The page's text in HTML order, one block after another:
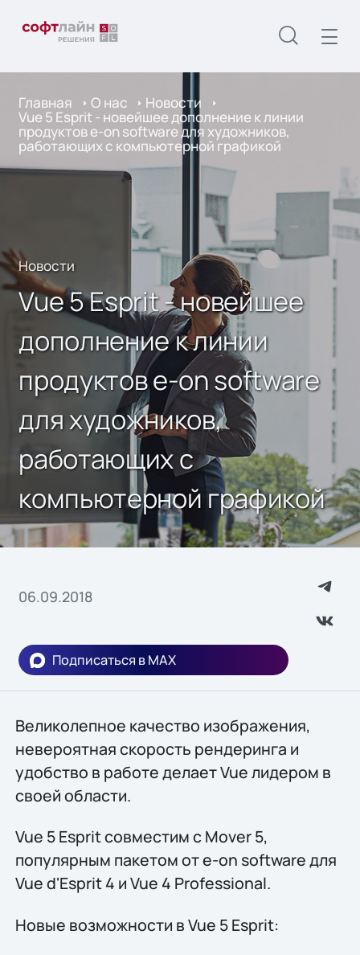
Главная О нас Новости
Vue 5 Esprit - новейшее дополнение к линии
продуктов e-on software для художников,
работающих с компьютерной графикой
Новости
Vue 5 Esprit - новейшее
дополнение к линии
продуктов e-on software
для художников,
работающих с
компьютерной графикой
06.09.2018
Подписаться в MAX
Великолепное качество изображения,
невероятная скорость рендеринга и
удобство в работе делает Vue лидером в
своей области.
Vue 5 Esprit совместим с Mover 5,
популярным пакетом от e-on software для
Vue d'Esprit 4 и Vue 4 Professional.
Новые возможности в Vue 5 Esprit: